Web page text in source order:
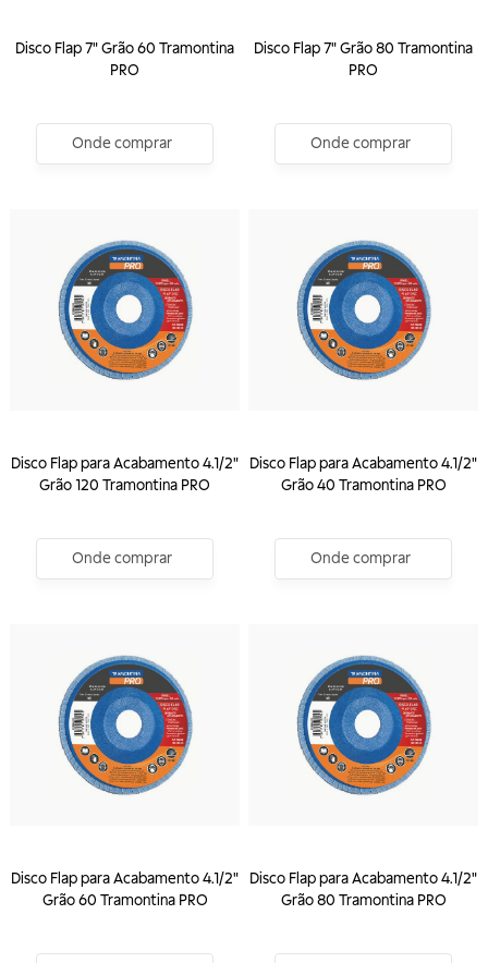
Disco Flap 7" Grão 60 Tramontina
PRO
Onde comprar
Disco Flap 7" Grão 80 Tramontina
PRO
Onde comprar
Disco Flap para Acabamento 4.1/2"
Grão 120 Tramontina PRO
Onde comprar
Disco Flap para Acabamento 4.1/2"
Grão 40 Tramontina PRO
Onde comprar
Disco Flap para Acabamento 4.1/2"
Grão 60 Tramontina PRO
Disco Flap para Acabamento 4.1/2"
Grão 80 Tramontina PRO